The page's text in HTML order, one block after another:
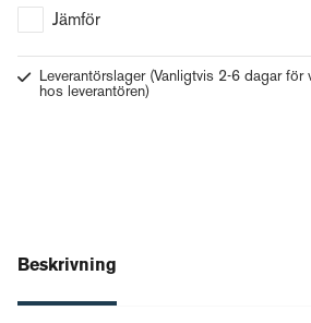
Jämför
Leverantörslager (Vanligtvis 2-6 dagar för
hos leverantören)
Beskrivning